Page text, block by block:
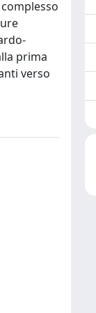
prima
verso